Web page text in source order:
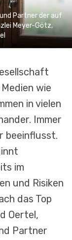
Partner der auf
Meyer-Götz,
wie
in vielen
Immer
beeinflusst.
im
und Risiken
das Top
Oertel,
Partner